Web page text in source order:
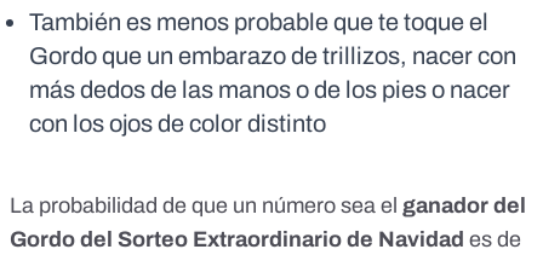
También es menos probable que te toque el
Gordo que un embarazo de trillizos, nacer con
más dedos de las manos o de los pies o nacer
con los ojos de color distinto
La probabilidad de que un número sea el ganador del
Gordo del Sorteo Extraordinario de Navidad es de